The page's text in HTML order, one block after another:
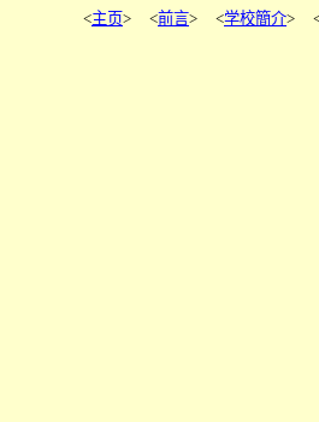
<主页> <前言> <学校簡介>